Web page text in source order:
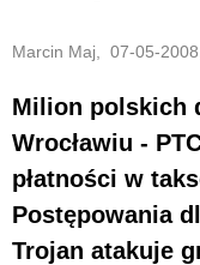
Marcin Maj, 07-05-
Milion polskich
Wrocławiu -
płatności w
Postępowania
Trojan atakuje